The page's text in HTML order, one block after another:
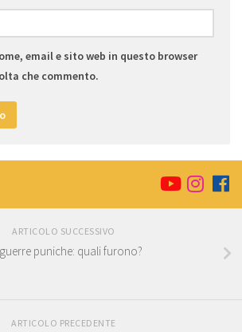
email e sito web in questo browser
che commento.
ARTICOLO SUCCESSIVO
puniche: quali furono?
ARTICOLO PRECEDENTE